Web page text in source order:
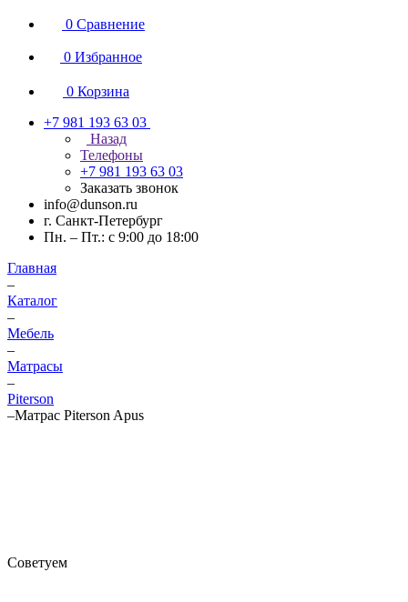
0 Сравнение
0 Избранное
0 Корзина
+7 981 193 63 03
Назад
Телефоны
+7 981 193 63 03
Заказать звонок
info@dunson.ru
г. Санкт-Петербург
Пн. – Пт.: с 9:00 до 18:00
Главная
–
Каталог
–
Мебель
–
Матрасы
–
Piterson
–Матрас Piterson Apus
Советуем